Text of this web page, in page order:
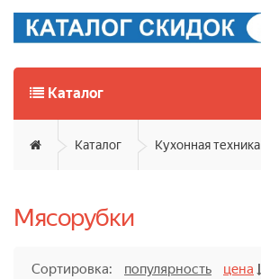
Каталог
Каталог Кухонная техника
Мясорубки
Сортировка: популярность
цена